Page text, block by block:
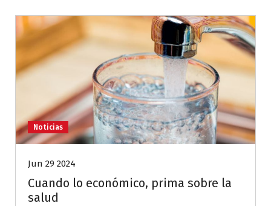
Noticias
Jun 29 2024
Cuando lo económico, prima sobre la
salud